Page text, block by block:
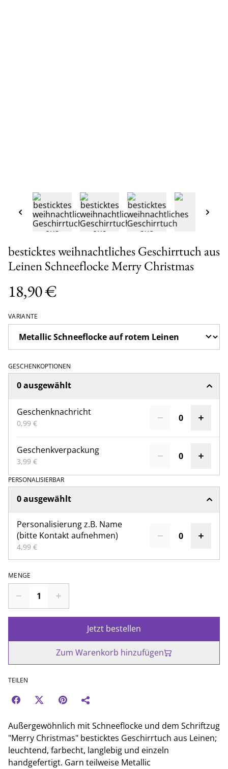
besticktes weihnachtliches Geschirrtuch aus
Leinen Schneeflocke Merry Christmas
18,90 €
VARIANTE
GESCHENKOPTIONEN
0 ausgewählt
Geschenknachricht
0,99 €
Geschenkverpackung
3,99 €
PERSONALISIERBAR
0 ausgewählt
Personalisierung z.B. Name
(bitte Kontakt aufnehmen)
4,99 €
MENGE
Jetzt bestellen
Zum Warenkorb hinzufügen
TEILEN
Außergewöhnlich mit Schneeflocke und dem Schriftzug
"Merry Christmas" besticktes Geschirrtuch aus Leinen;
leuchtend, farbecht, langlebig und einzeln
handgefertigt. Garn teilweise Metallic